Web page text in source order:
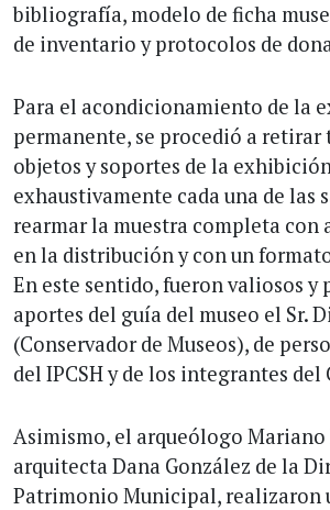
bibliografía, modelo de ficha
de inventario y protocolos de
Para el acondicionamiento de la
permanente, se procedió a retirar
objetos y soportes de la
exhaustivamente cada una de las
rearmar la muestra completa con
en la distribución y con un
En este sentido, fueron valiosos y
aportes del guía del museo el Sr.
(Conservador de Museos), de
del IPCSH y de los integrantes del
Asimismo, el arqueólogo Mariano
arquitecta Dana González de la
Patrimonio Municipal, realizaron